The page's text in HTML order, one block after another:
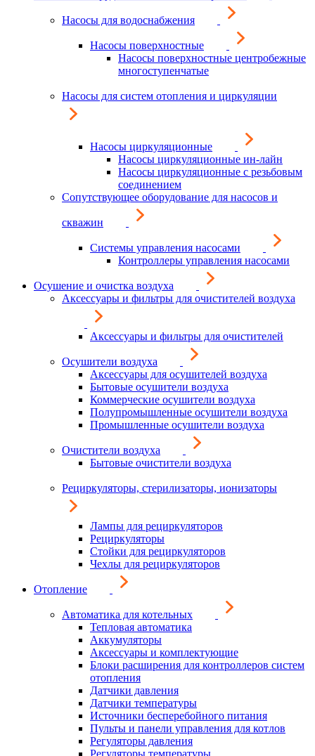
Насосы для водоснабжения
Насосы поверхностные
Насосы поверхностные центробежные
многоступенчатые
Насосы для систем отопления и циркуляции
Насосы циркуляционные
Насосы циркуляционные ин-лайн
Насосы циркуляционные с резьбовым
соединением
Сопутствующее оборудование для насосов и
скважин
Системы управления насосами
Контроллеры управления насосами
Осушение и очистка воздуха
Аксессуары и фильтры для очистителей воздуха
Аксессуары и фильтры для очистителей
Осушители воздуха
Аксессуары для осушителей воздуха
Бытовые осушители воздуха
Коммерческие осушители воздуха
Полупромышленные осушители воздуха
Промышленные осушители воздуха
Очистители воздуха
Бытовые очистители воздуха
Рециркуляторы, стерилизаторы, ионизаторы
Лампы для рециркуляторов
Рециркуляторы
Стойки для рециркуляторов
Чехлы для рециркуляторов
Отопление
Автоматика для котельных
Тепловая автоматика
Аккумуляторы
Аксессуары и комплектующие
Блоки расширения для контроллеров систем
отопления
Датчики давления
Датчики температуры
Источники бесперебойного питания
Пульты и панели управления для котлов
Регуляторы давления
Регуляторы температуры